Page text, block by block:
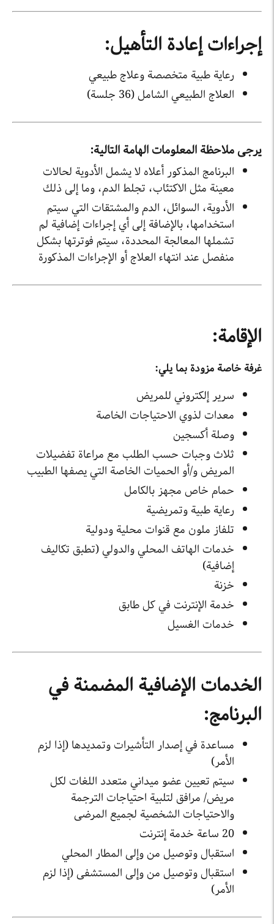
إجراءات إعادة التأهيل:
رعاية طبية متخصصة وعلاج طبيعي
العلاج الطبيعي الشامل (36 جلسة)
يرجى ملاحظة المعلومات الهامة التالية:
البرنامج المذكور أعلاه لا يشمل الأدوية لحالات
معينة مثل الاكتئاب، تجلط الدم، وما إلى ذلك
الأدوية، السوائل، الدم والمشتقات التي سيتم
استخدامها، بالإضافة إلى أي إجراءات إضافية لم
تشملها المعالجة المحددة، سيتم فوترتها بشكل
منفصل عند انتهاء العلاج أو الإجراءات المذكورة
الإقامة:
غرفة خاصة مزودة بما يلي:
سرير إلكتروني للمريض
معدات لذوي الاحتياجات الخاصة
وصلة أكسجين
ثلاث وجبات حسب الطلب مع مراعاة تفضيلات
المريض و/أو الحميات الخاصة التي يصفها الطبيب
حمام خاص مجهز بالكامل
رعاية طبية وتمريضية
تلفاز ملون مع قنوات محلية ودولية
خدمات الهاتف المحلي والدولي (تطبق تكاليف
إضافية)
خزنة
خدمة الإنترنت في كل طابق
خدمات الغسيل
الخدمات الإضافية المضمنة في
البرنامج:
مساعدة في إصدار التأشيرات وتمديدها (إذا لزم
الأمر)
سيتم تعيين عضو ميداني متعدد اللغات لكل
مريض/ مرافق لتلبية احتياجات الترجمة
والاحتياجات الشخصية لجميع المرضى
20 ساعة خدمة إنترنت
استقبال وتوصيل من وإلى المطار المحلي
استقبال وتوصيل من وإلى المستشفى (إذا لزم
الأمر)